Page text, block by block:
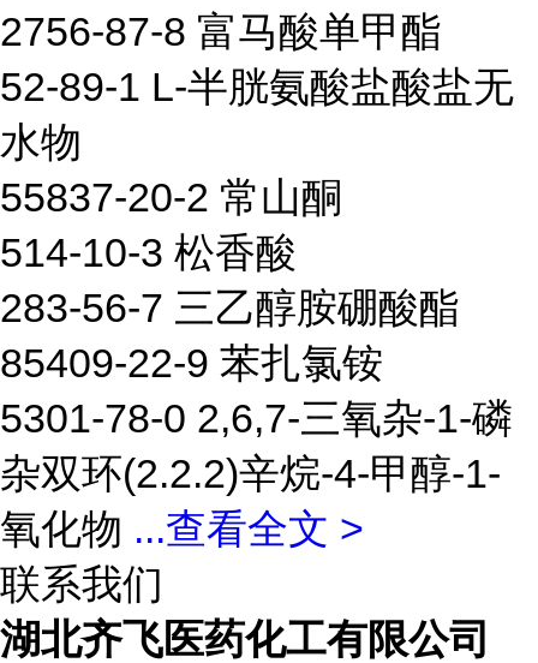
2756-87-8 富马酸单甲酯
52-89-1 L-半胱氨酸盐酸盐无
水物
55837-20-2 常山酮
514-10-3 松香酸
283-56-7 三乙醇胺硼酸酯
85409-22-9 苯扎氯铵
5301-78-0 2,6,7-三氧杂-1-磷
杂双环(2.2.2)辛烷-4-甲醇-1-
氧化物 ...查看全文 >
联系我们
湖北齐飞医药化工有限公司